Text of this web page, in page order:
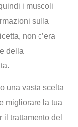
i muscoli
sulla
non c’era
della
una vasta scelta
migliorare la tua
trattamento del